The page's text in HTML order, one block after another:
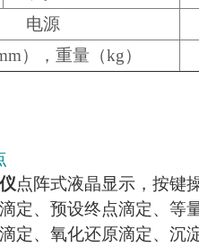
电源
），重量（kg）
点阵式液晶显示，按键
定、预设终点滴定、等
定、氧化还原滴定、沉